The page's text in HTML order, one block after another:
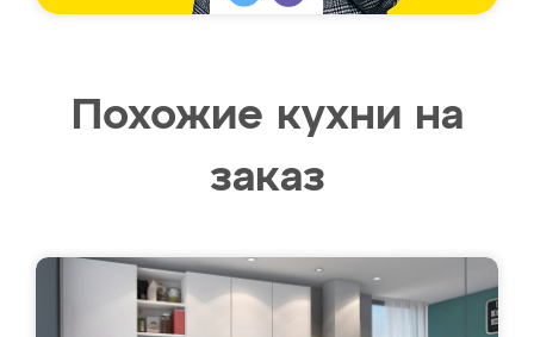
Похожие кухни на
заказ